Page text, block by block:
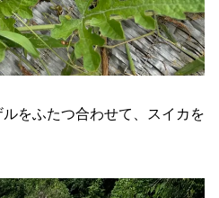
をふたつ合わせて、スイカを